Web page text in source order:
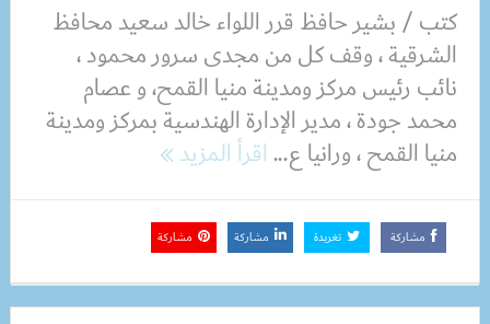
كتب / بشير حافظ قرر اللواء خالد سعيد محافظ
الشرقية ، وقف كل من مجدى سرور محمود ،
نائب رئيس مركز ومدينة منيا القمح، و عصام
محمد جودة ، مدير الإدارة الهندسية بمركز ومدينة
منيا القمح ، ورانيا ع...اقرأ المزيد
مشاركة تغريدة مشاركة مشاركة